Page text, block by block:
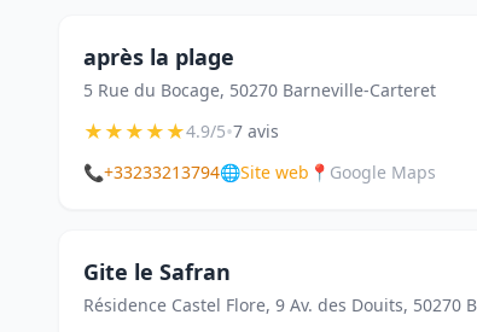
après la plage
5 Rue du Bocage, 50270 Barneville-Carteret
★★★★★4.9/5•7 avis
📞+33233213794🌐Site web 📍 Google Maps
Gite le Safran
Résidence Castel Flore, 9 Av. des Douits, 50270